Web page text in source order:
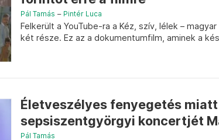
Pál Tamás – Pintér Luca
Felkerült a YouTube-ra a Kéz, szív, lélek –
két része. Ez az a dokumentumfilm, aminek a
Életveszélyes fenyegetés
sepsiszentgyörgyi koncertjét
Pál Tamás